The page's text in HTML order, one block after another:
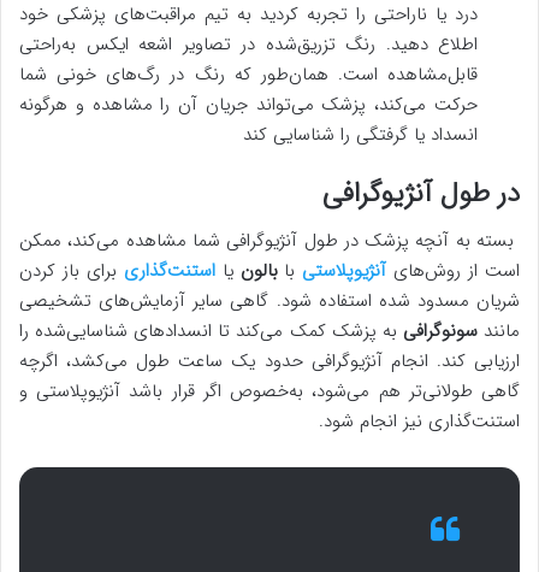
درد یا ناراحتی را تجربه کردید به تیم مراقبت‌های پزشکی خود
اطلاع دهید. رنگ تزریق‌شده در تصاویر اشعه ایکس به‌راحتی
قابل‌مشاهده است. همان‌طور که رنگ در رگ‌های خونی شما
حرکت می‌کند، پزشک می‌تواند جریان آن را مشاهده و هرگونه
انسداد یا گرفتگی را شناسایی کند
در طول آنژیوگرافی
بسته به آنچه پزشک در طول آنژیوگرافی شما مشاهده می‌کند، ممکن
است از روش‌هایآنژیوپلاستی بابالون یااستنت‌‌گذاری برای باز کردن
شریان مسدود شده استفاده شود. گاهی سایر آزمایش‌های تشخیصی
مانندسونوگرافی به پزشک کمک می‌کند تا انسدادهای شناسایی‌شده را
ارزیابی کند. انجام آنژیوگرافی حدود یک ساعت طول می‌کشد، اگرچه
گاهی طولانی‌تر هم می‌شود، به‌خصوص اگر قرار باشد آنژیوپلاستی و
استنت‌گذاری نیز انجام شود.